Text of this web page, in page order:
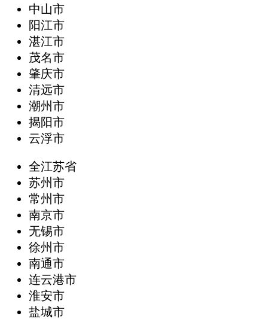
中山市
阳江市
湛江市
茂名市
肇庆市
清远市
潮州市
揭阳市
云浮市
全江苏省
苏州市
常州市
南京市
无锡市
徐州市
南通市
连云港市
淮安市
盐城市